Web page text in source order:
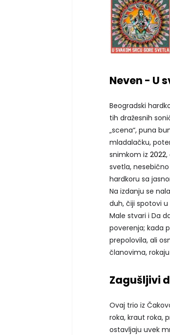
Neven - U
Beogradski
tih dražesnih
„scena“, puna
mladalačku,
snimkom iz 2022,
svetla,
hardkoru sa
Na izdanju se
duh, čiji spotovi u
Male stvari i Da
poverenja; kada
prepolovila, ali
članovima,
Zagušljivi
Ovaj trio iz
roka, kraut roka,
ostavljaju uvek